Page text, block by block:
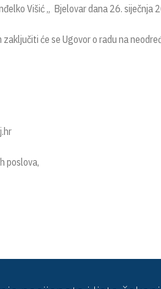
Višić „ Bjelovar dana 26.
će se Ugovor o radu na
poslova,